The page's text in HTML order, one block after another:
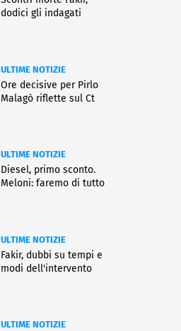
dodici gli indagati
ULTIME NOTIZIE
Ore decisive per Pirlo
Malagò riflette sul Ct
ULTIME NOTIZIE
Diesel, primo sconto.
Meloni: faremo di tutto
ULTIME NOTIZIE
Fakir, dubbi su tempi e
modi dell'intervento
ULTIME NOTIZIE